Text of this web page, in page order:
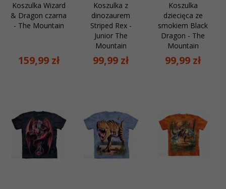
Koszulka Wizard
& Dragon czarna
- The Mountain
159,99 zł
Koszulka z
dinozaurem
Striped Rex -
Junior The
Mountain
99,99 zł
Koszulka
dziecięca ze
smokiem Black
Dragon - The
Mountain
99,99 zł